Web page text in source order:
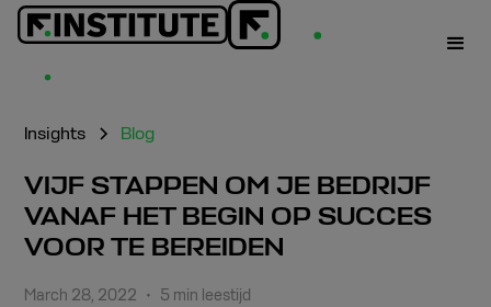
Insights Blog
VIJF STAPPEN OM JE BEDRIJF
VANAF HET BEGIN OP SUCCES
VOOR TE BEREIDEN
March 28, 2022 • 5 min leestijd